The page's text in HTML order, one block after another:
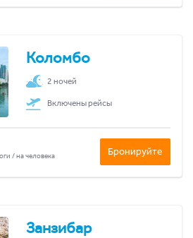
Коломбо
2 ночей
Включены рейсы
/ на человека Бронируйте
Занзибар